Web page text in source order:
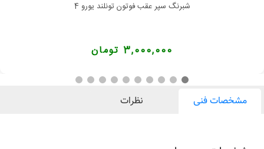
شبرنگ سپر عقب فوتون تونلند یورو 4
3,000,000 تومان
مشخصات فنی نظرات